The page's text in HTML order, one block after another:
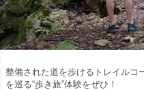
整備された道を歩けるトレイルコ
を巡る“歩き旅”体験をぜひ！